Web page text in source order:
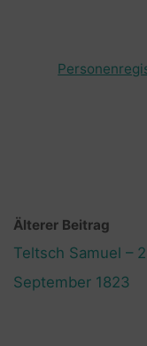
Älterer Beitrag
Teltsch Samuel –
September 1823